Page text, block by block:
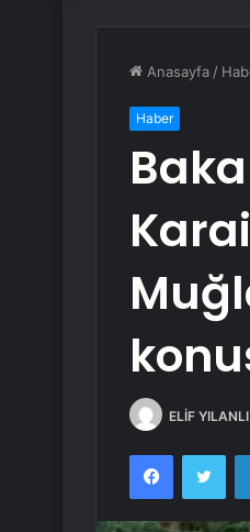
Anasayfa /
Haber
ELİF YILANLI
Facebook